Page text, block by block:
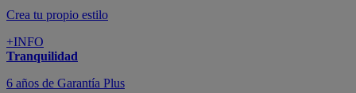
Crea tu propio estilo
+INFO
Tranquilidad
6 años de Garantía Plus